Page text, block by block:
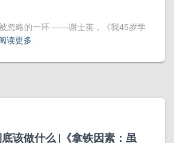
忽略的一环 ——谢士英，《我45岁学
读更多
该做什么 |《拿铁因素：虽